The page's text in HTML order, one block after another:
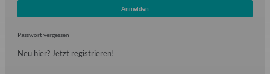
Anmelden
Passwort vergessen
Neu hier?Jetzt registrieren!